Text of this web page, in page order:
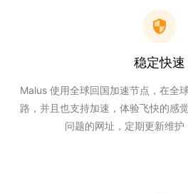
稳定快速
Malus 使用全球回国加速节点，在全
路，并且也支持加速，体验飞快的感
问题的网址，定期更新维护